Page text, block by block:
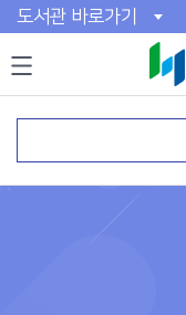
도서관 바로가기